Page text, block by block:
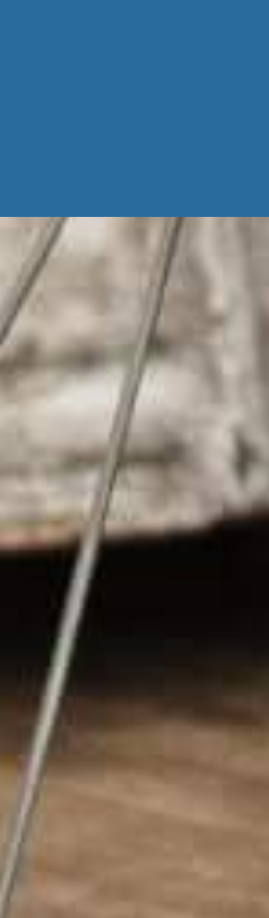
ZUKUNFT GESTALTEN
UND PLANEN MIT
STARKEN PARTNERN